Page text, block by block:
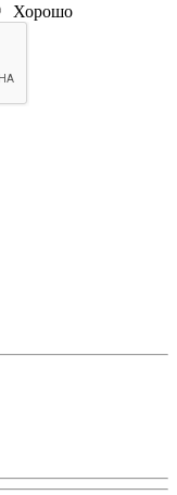
Хорошо